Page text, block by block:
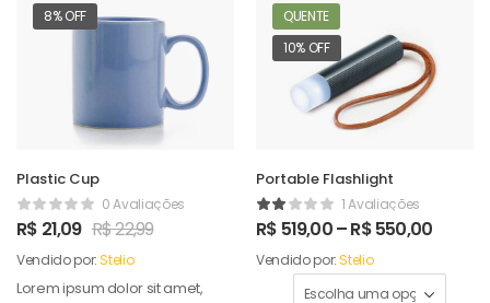
8% OFF
Plastic Cup
0 Avaliações
R$ 21,09 R$22,99
Vendido por:Stelio
Lorem ipsum dolor sit amet,
QUENTE
10% OFF
Portable Flashlight
1 Avaliações
R$ 519,00–R$550,00
Vendido por:Stelio